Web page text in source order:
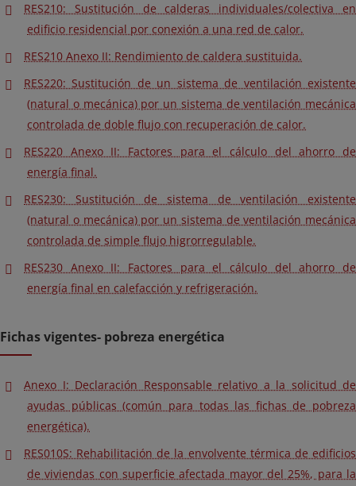
RES210: Sustitución de calderas individuales/colectiva en
edificio residencial por conexión a una red de calor.
RES210 Anexo II: Rendimiento de caldera sustituida.
RES220: Sustitución de un sistema de ventilación existente
(natural o mecánica) por un sistema de ventilación mecánica
controlada de doble flujo con recuperación de calor.
RES220 Anexo II: Factores para el cálculo del ahorro de
energía final.
RES230: Sustitución de sistema de ventilación existente
(natural o mecánica) por un sistema de ventilación mecánica
controlada de simple flujo higrorregulable.
RES230 Anexo II: Factores para el cálculo del ahorro de
energía final en calefacción y refrigeración.
Fichas vigentes- pobreza energética
Anexo I: Declaración Responsable relativo a la solicitud de
ayudas públicas (común para todas las fichas de pobreza
energética).
RES010S: Rehabilitación de la envolvente térmica de edificios
de viviendas con superficie afectada mayor del 25%, para la